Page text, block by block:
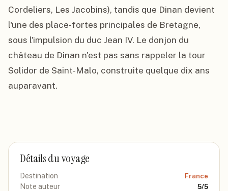
Cordeliers, Les Jacobins), tandis que Dinan devient
l'une des place-fortes principales de Bretagne,
sous l'impulsion du duc Jean IV. Le donjon du
château de Dinan n'est pas sans rappeler la tour
Solidor de Saint-Malo, construite quelque dix ans
auparavant.
Détails du voyage
Destination France
Note auteur 5/5